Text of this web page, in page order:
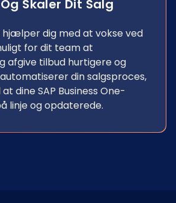
Skaler Dit Salg
hjælper dig med at vokse ved
for dit team at
afgive tilbud hurtigere og
din salgsproces,
dine SAP Business One-
linje og opdaterede.